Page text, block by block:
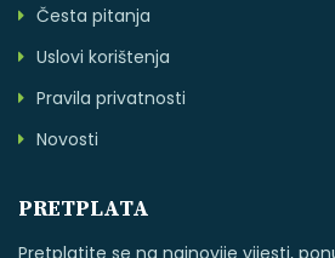
Česta pitanja
Uslovi korištenja
Pravila privatnosti
Novosti
PRETPLATA
Pretplatite se na najnovije vijesti,